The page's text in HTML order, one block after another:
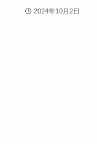
2024年10月2日